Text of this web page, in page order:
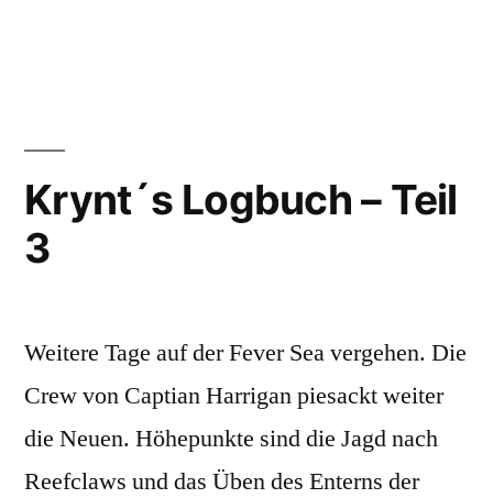
Krynt´s Logbuch – Teil
3
Weitere Tage auf der Fever Sea vergehen. Die
Crew von Captian Harrigan piesackt weiter
die Neuen. Höhepunkte sind die Jagd nach
Reefclaws und das Üben des Enterns der